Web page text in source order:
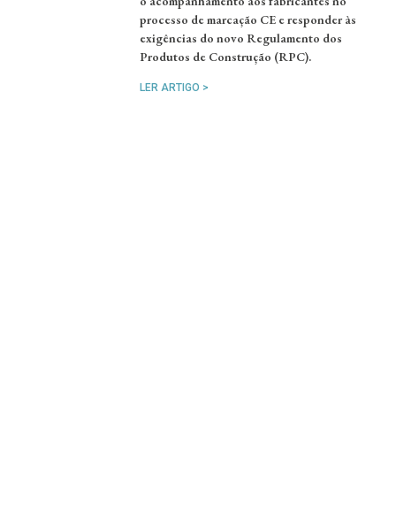
processo de marcação CE e responder às
exigências do novo Regulamento dos
Produtos de Construção (RPC).
LER ARTIGO >